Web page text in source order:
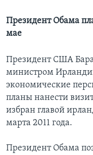
Президент Обама
мае
Президент США
министром
экономические
планы нанести
избран главой
марта 2011 года.
Президент Обама